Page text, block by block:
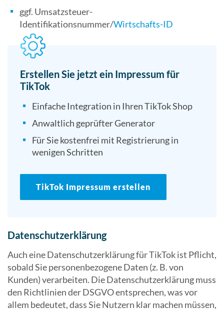
ggf. Umsatzsteuer-
Identifikationsnummer/Wirtschafts-ID
Erstellen Sie jetzt ein Impressum für
TikTok
Einfache Integration in Ihren TikTok Shop
Anwaltlich geprüfter Generator
Für Sie kostenfrei mit Registrierung in
wenigen Schritten
TikTok Impressum erstellen
Datenschutzerklärung
Auch eine Datenschutzerklärung für TikTok ist Pflicht,
sobald Sie personenbezogene Daten (z. B. von
Kunden) verarbeiten. Die Datenschutzerklärung muss
den Richtlinien der DSGVO entsprechen, was vor
allem bedeutet, dass Sie Nutzern klar machen müssen,